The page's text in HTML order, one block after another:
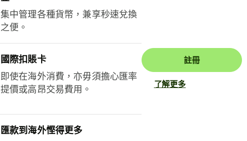
集中管理各種貨幣，兼享秒速兌換
之便。
國際扣賬卡
即使在海外消費，亦毋須擔心匯率
提價或高昂交易費用。
匯款到海外慳得更多
註冊
了解更多